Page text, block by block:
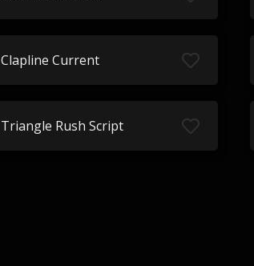
Clapline Current
Triangle Rush Script